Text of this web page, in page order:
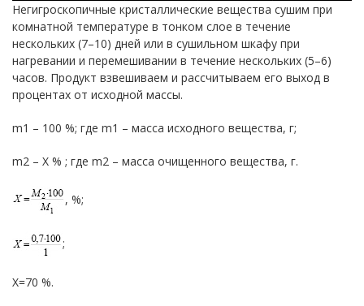
Негигроскопичные кристаллические вещества сушим при
комнатной температуре в тонком слое в течение
нескольких (7–10) дней или в сушильном шкафу при
нагревании и перемешивании в течение нескольких (5–6)
часов. Продукт взвешиваем и рассчитываем его выход в
процентах от исходной массы.
m1 – 100 %; где m1 – масса исходного вещества, г;
m2 – Х % ; где m2 – масса очищенного вещества, г.
, %;
;
X=70 %.